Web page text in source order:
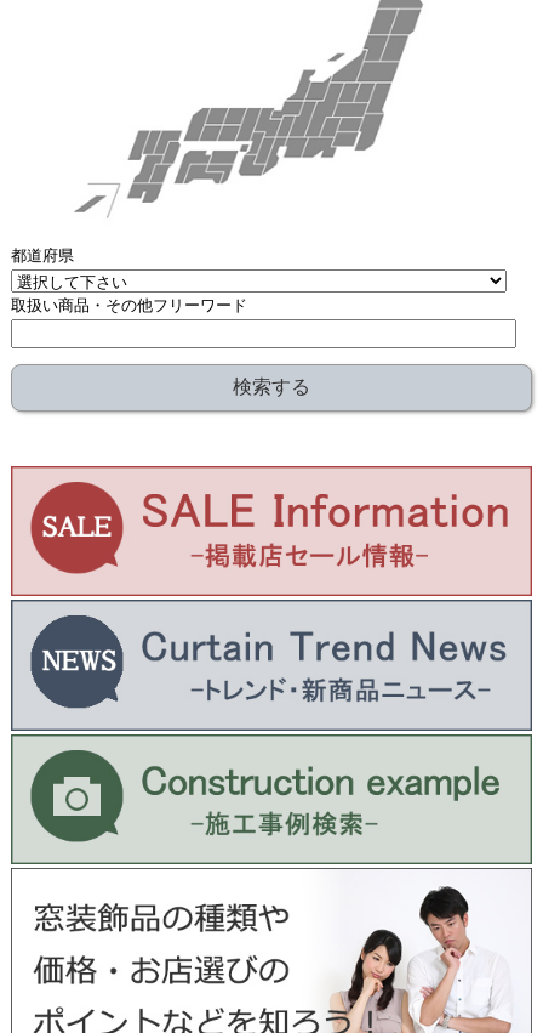
都道府県
取扱い商品・その他フリーワード